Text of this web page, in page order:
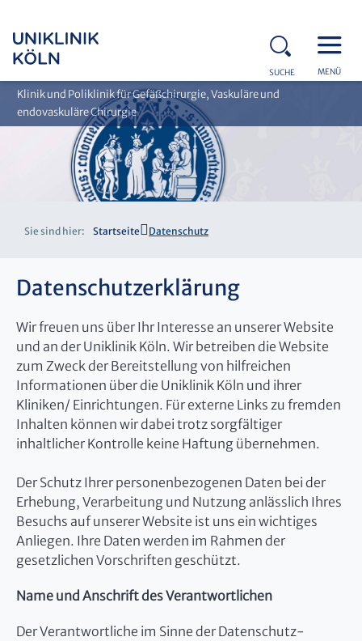
SUCHE MENÜ
Klinik und Poliklinik für Gefäßchirurgie, Vaskuläre und
endovaskuläre Chirurgie
Sie sind hier: Startseite Datenschutz
Datenschutzerklärung
Wir freuen uns über Ihr Interesse an unserer Website
und an der Uniklinik Köln. Wir betreiben die Website
zum Zweck der Bereitstellung von hilfreichen
Informationen über die Uniklinik Köln und ihrer
Kliniken/ Einrichtungen. Für externe Links zu fremden
Inhalten können wir dabei trotz sorgfältiger
inhaltlicher Kontrolle keine Haftung übernehmen.
Der Schutz Ihrer personenbezogenen Daten bei der
Erhebung, Verarbeitung und Nutzung anlässlich Ihres
Besuchs auf unserer Website ist uns ein wichtiges
Anliegen. Ihre Daten werden im Rahmen der
gesetzlichen Vorschriften geschützt.
Name und Anschrift des Verantwortlichen
Der Verantwortliche im Sinne der Datenschutz-